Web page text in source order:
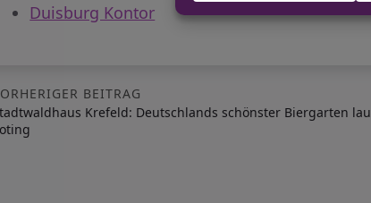
Duisburg Kontor
BEITRAG
Krefeld: Deutschlands schönster Biergarten